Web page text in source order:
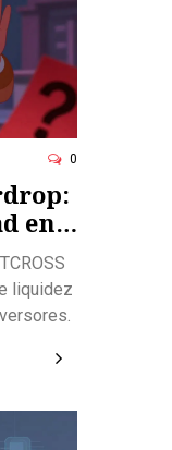
0
en
liquidez